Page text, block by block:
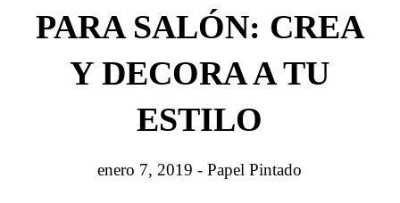
PARA SALÓN: CREA
Y DECORA A TU
ESTILO
enero 7, 2019-Papel Pintado